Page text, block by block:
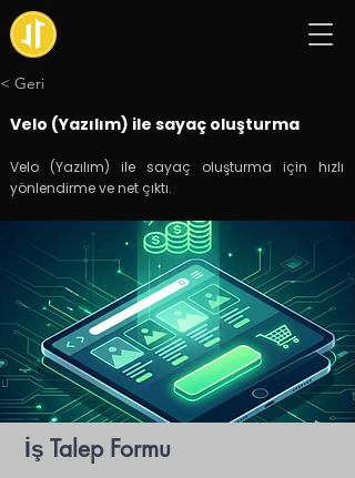
< Geri
Velo (Yazılım) ile sayaç oluşturma
Velo (Yazılım) ile sayaç oluşturma için hızlı
yönlendirme ve net çıktı.
İş Talep Formu